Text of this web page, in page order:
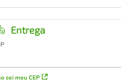
Entrega
sei meu CEP